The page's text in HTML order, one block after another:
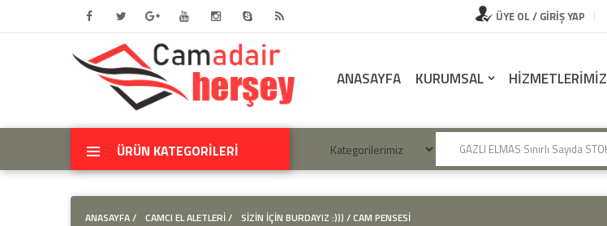
ÜYE OL / GİRİŞ YAP
ANASAYFA KURUMSAL HİZMETLERİMİZ
ÜRÜN KATEGORİLERİ
ANASAYFA/ CAMCI EL ALETLERİ / SİZİN İÇİN BURDAYIZ :))) /CAM PENSESİ